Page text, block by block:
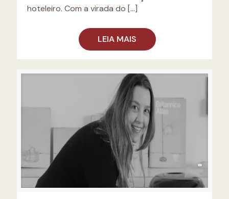
hoteleiro. Com a virada do […]
LEIA MAIS